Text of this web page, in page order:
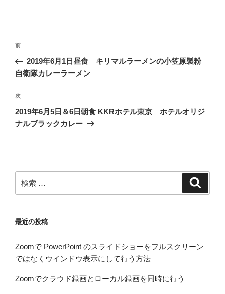
投
ナ
ゲ
ー
シ
過
去
の
稿
前
2019年6月1日昼食 キリマルラーメンの小笠原製粉
自衛隊カレーラーメン
次
の
投
次
2019年6月5日＆6日朝食 KKRホテル東京 ホテルオリジ
ナルブラックカレー
索:
最近の投稿
Zoomで PowerPoint のスライドショーをフルスクリーン
ではなくウインドウ表示にして行う方法
Zoomでクラウド録画とローカル録画を同時に行う